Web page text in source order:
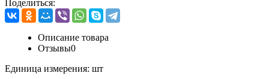
Поделиться:
Описание товара
Отзывы0
Единица измерения: шт